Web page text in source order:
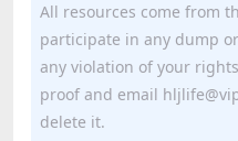
All resources come from
participate in any dump
any violation of your
proof and email
delete it.